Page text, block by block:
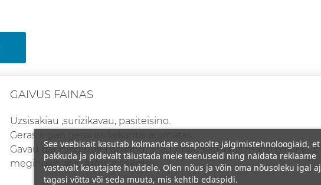
GAIVUS FAINAS
Uzsisakiau ,surizikavau, pasiteisino.
Geras ir gan gerai issilaikantis aromatas.
Gavau dar meginuka dovanu, ir jau zinau kad kitas mano pirkinys
meginuko, aciu jums ir sekmes
See veebisait kasutab kolmandate osapoolte jälgimistehnoloogiaid, et
pakkuda ja pidevalt täiustada meie teenuseid ning näidata reklaame
vastavalt kasutajate huvidele. Olen nõus ja võin oma nõusoleku igal
tagasi võtta või seda muuta, mis kehtib edaspidi.